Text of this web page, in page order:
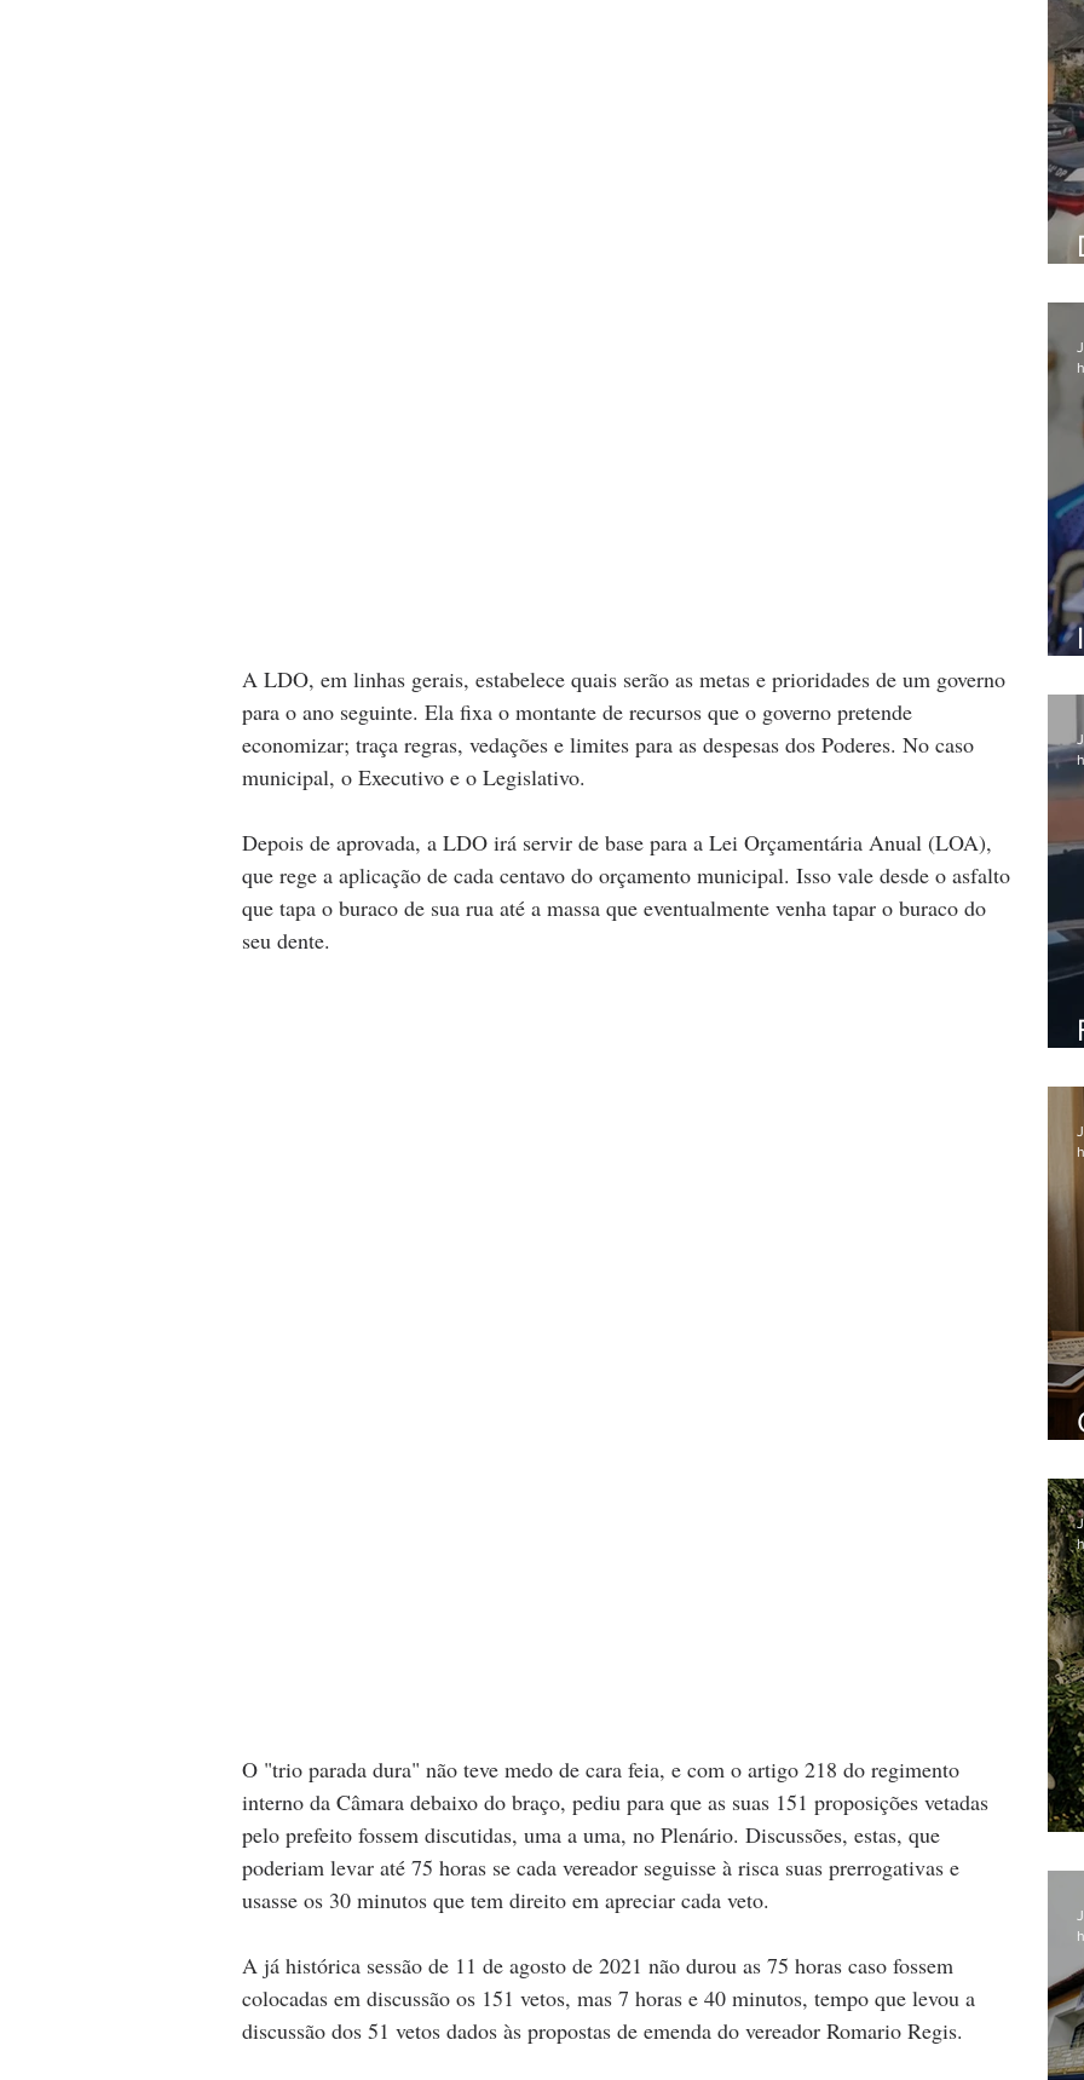
A LDO, em linhas gerais, estabelece quais serão as metas e prioridades de um governo
para o ano seguinte. Ela fixa o montante de recursos que o governo pretende
economizar; traça regras, vedações e limites para as despesas dos Poderes. No caso
municipal, o Executivo e o Legislativo.
Depois de aprovada, a LDO irá servir de base para a Lei Orçamentária Anual (LOA),
que rege a aplicação de cada centavo do orçamento municipal. Isso vale desde o asfalto
que tapa o buraco de sua rua até a massa que eventualmente venha tapar o buraco do
seu dente.
O "trio parada dura" não teve medo de cara feia, e com o artigo 218 do regimento
interno da Câmara debaixo do braço, pediu para que as suas 151 proposições vetadas
pelo prefeito fossem discutidas, uma a uma, no Plenário. Discussões, estas, que
poderiam levar até 75 horas se cada vereador seguisse à risca suas prerrogativas e
usasse os 30 minutos que tem direito em apreciar cada veto.
A já histórica sessão de 11 de agosto de 2021 não durou as 75 horas caso fossem
colocadas em discussão os 151 vetos, mas 7 horas e 40 minutos, tempo que levou a
discussão dos 51 vetos dados às propostas de emenda do vereador Romario Regis.